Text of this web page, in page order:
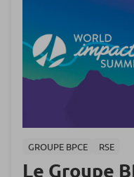
GROUPE BPCE RSE
Le Groupe